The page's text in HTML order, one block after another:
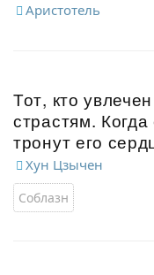
Аристотель
Тот, кто
страстям.
тронут его
Хун Цзычен
Соблазн